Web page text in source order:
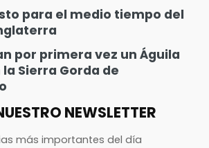
para el medio tiempo del
por primera vez un Águila
Sierra Gorda de
NEWSLETTER
más importantes del día